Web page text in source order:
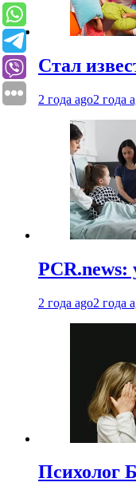
Стал
2 года ago2 года
PCR.news:
2 года ago2 года
Психолог